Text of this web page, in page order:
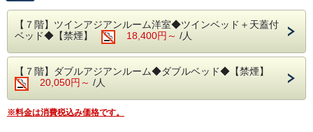
・満車の場合は、お客様ご自身で近隣のコインパーキングを
ご利用ください。
・ご宿泊料金以外に150円（入湯税）、200円（宿泊税）が
掛かります。
※30台と限りがあり、先着順の受付となります。
※満車の場合は、ホテルよりご連絡いたします。（近隣のコ
インパーキン
グをお客様ご自身でご利用ください。）
入湯税150円、宿泊税200円が別途大人のお客様はかかりま
す。
・駐車場につきましては、先着30台となっております。
・満車の場合は、お客様ご自身で近隣のコインパーキングを
をお楽しみください。
＊炙って召し上がる干物や自身で作る海鮮丼をご用意してい
ます。
＊内容・品数は時期によって異なる場合がございます。
・朝食 7:00～ 9:30（最終入場 9:00）
◆大浴場
良質な熱海温泉を是非ご堪能くださいませ。
＊R-Asia・島の湯・サルトビ・VOUTANから2施設をご利用
いただけます。
＊小学生未満の方のご追加分は、現地精算となります。
＊天候・波の状況により運行状況（欠航）が変わる場合があ
ります。
【７階】ツインアジアンルーム洋室◆ツインベッド＋天蓋付
ベッド◆【禁煙】
18,400円～ /人
【７階】ダブルアジアンルーム◆ダブルベッド◆【禁煙】
20,050円～ /人
※料金は消費税込み価格です。